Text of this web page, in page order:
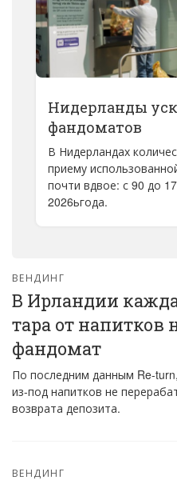
Нидерланды
фандоматов
В Нидерландах
приему
почти вдвое: с 90 до
2026ьгода.
ВЕНДИНГ
В Ирландии
тара от напитков
фандомат
По последним данным Re-
из-под напитков не
возврата депозита.
ВЕНДИНГ